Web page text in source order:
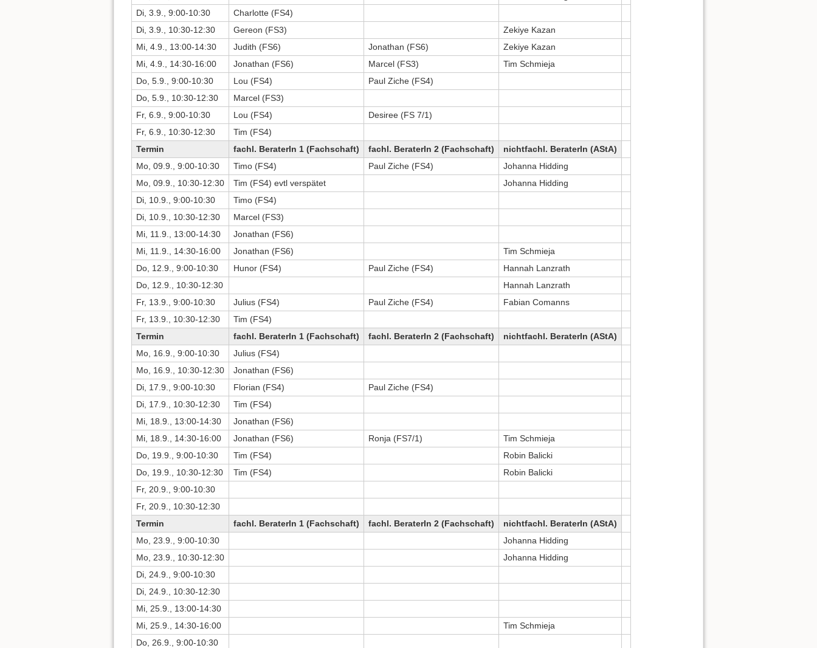
Di, 3.9., 9:00-10:30
Charlotte (FS4)
Di, 3.9., 10:30-12:30
Gereon (FS3)
Zekiye Kazan
Mi, 4.9., 13:00-14:30
Judith (FS6) Jonathan (FS6)
Zekiye Kazan
Mi, 4.9., 14:30-16:00
Jonathan (FS6) Marcel (FS3)
Tim Schmieja
Do, 5.9., 9:00-10:30
Lou (FS4)
Paul Ziche (FS4)
Do, 5.9., 10:30-12:30
Marcel (FS3)
Fr, 6.9., 9:00-10:30
Lou (FS4)
Desiree (FS 7/1)
Fr, 6.9., 10:30-12:30
Tim (FS4)
Termin
fachl. BeraterIn 1 (Fachschaft) fachl. BeraterIn 2 (Fachschaft)
nichtfachl. BeraterIn (AStA)
Mo, 09.9., 9:00-10:30
Timo (FS4) Paul Ziche (FS4)
Johanna Hidding
Mo, 09.9., 10:30-12:30
Tim (FS4) evtl verspätet
Johanna Hidding
Di, 10.9., 9:00-10:30
Timo (FS4)
Di, 10.9., 10:30-12:30
Marcel (FS3)
Mi, 11.9., 13:00-14:30
Jonathan (FS6)
Mi, 11.9., 14:30-16:00
Jonathan (FS6)
Tim Schmieja
Do, 12.9., 9:00-10:30
Hunor (FS4) Paul Ziche (FS4)
Hannah Lanzrath
Do, 12.9., 10:30-12:30
Hannah Lanzrath
Fr, 13.9., 9:00-10:30
Julius (FS4) Paul Ziche (FS4)
Fabian Comanns
Fr, 13.9., 10:30-12:30
Tim (FS4)
Termin
fachl. BeraterIn 1 (Fachschaft) fachl. BeraterIn 2 (Fachschaft)
nichtfachl. BeraterIn (AStA)
Mo, 16.9., 9:00-10:30
Julius (FS4)
Mo, 16.9., 10:30-12:30
Jonathan (FS6)
Di, 17.9., 9:00-10:30
Florian (FS4)
Paul Ziche (FS4)
Di, 17.9., 10:30-12:30
Tim (FS4)
Mi, 18.9., 13:00-14:30
Jonathan (FS6)
Mi, 18.9., 14:30-16:00
Jonathan (FS6) Ronja (FS7/1)
Tim Schmieja
Do, 19.9., 9:00-10:30
Tim (FS4)
Robin Balicki
Do, 19.9., 10:30-12:30
Tim (FS4)
Robin Balicki
Fr, 20.9., 9:00-10:30
Fr, 20.9., 10:30-12:30
Termin
fachl. BeraterIn 1 (Fachschaft) fachl. BeraterIn 2 (Fachschaft)
nichtfachl. BeraterIn (AStA)
Mo, 23.9., 9:00-10:30
Johanna Hidding
Mo, 23.9., 10:30-12:30
Johanna Hidding
Di, 24.9., 9:00-10:30
Di, 24.9., 10:30-12:30
Mi, 25.9., 13:00-14:30
Mi, 25.9., 14:30-16:00
Tim Schmieja
Do, 26.9., 9:00-10:30